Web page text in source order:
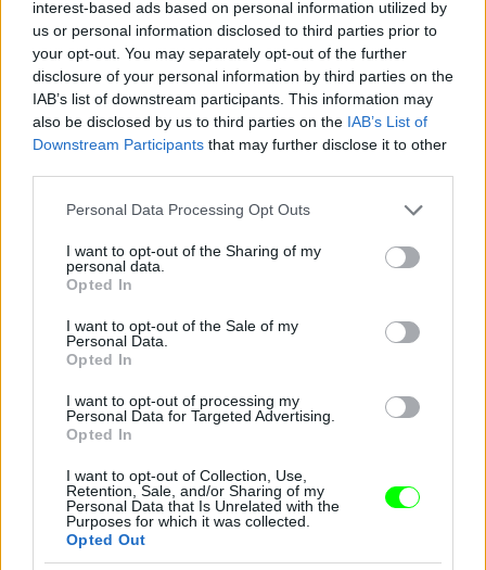
interest-based ads based on personal information utilized by
us or personal information disclosed to third parties prior to
your opt-out. You may separately opt-out of the further
disclosure of your personal information by third parties on the
IAB’s list of downstream participants. This information may
also be disclosed by us to third parties on the IAB’s List of
Downstream Participants that may further disclose it to other
Please note that this website/app uses one or more Google
not limited to your visit or usage behaviour. You may click to
grant or deny consent to Google and its third-party tags to
use your data for below specified purposes in below Google
consent section.
Personal Data Processing Opt Outs
I want to opt-out of the Sharing of my
personal data.
Opted In
I want to opt-out of the Sale of my
Personal Data.
Opted In
I want to opt-out of processing my
Personal Data for Targeted Advertising.
Opted In
I want to opt-out of Collection, Use,
Retention, Sale, and/or Sharing of my
Personal Data that Is Unrelated with the
Purposes for which it was collected.
Opted Out
#9
Jön még kép!